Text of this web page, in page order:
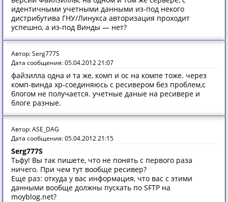
идентичными учетными данными из-под некого
дистрибутива ГНУ/Линукса авторизация проходит
успешно, а из-под Винды — нет?
Автор: Serg777S
Дата сообщения: 05.04.2012 21:07
файзилла одна и та же, комп и ос на компе тоже. через
комп-винда хр-соединяюсь с ресивером без проблем,с
блогом не получается. учетные даные на ресивере и
блоге разные.
Автор: ASE_DAG
Дата сообщения: 05.04.2012 21:15
Serg777S
Тьфу! Вы так пишете, что не понять с первого раза
ничего. При чем тут вообще ресивер?
Еще раз: откуда у вас информация, что вас с этими
данными вообще должны пускать по SFTP на
moyblog.net?